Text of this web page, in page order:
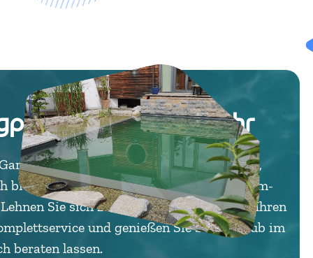
in Augsburg wahr
– ob klassischer Swimmingpool,
bietet professionellen Poolbau mit Rundum-
Sie sich zurück und lassen Sie uns Ihren
und genießen Sie bald Urlaub im
beraten lassen.